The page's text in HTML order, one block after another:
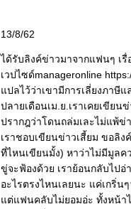
13/8/62
ได้รับลิงค์ข่าวมาจากแฟนๆ เรื่
เวปไซด์manageronline
ปลไว้ว่าเขามีการเลี่ยงภาษี
ปลายเดือนเม.ย.เราเคยเขีย
ปรากฎว่าโดนถล่มเละไม่แพ้ข่
เราชอบเขียนข่าวเสี้ยม ขอลิ
ที่ไหนเขียนมั้ง) หาว่าไม่มีมูลค
ขู่จะฟ้องด้วย เราย้อนกลับไปอ่
อะไรตรงไหนเลยนะ แค่เกริ่น
ต่แฟนคลับไม่ยอมอ่ะ ทั้งหน้าไ